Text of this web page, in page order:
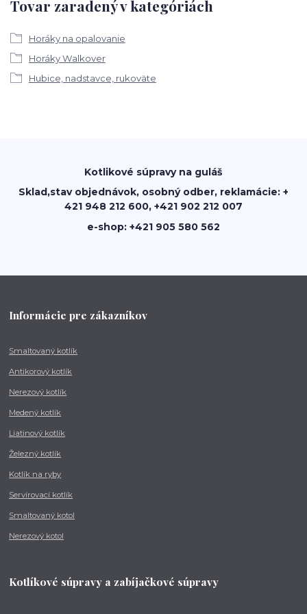
Tovar zaradený v kategóriách
Horáky na opalovanie
Horáky Walkover
Hubice, nadstavce, rukoväte
Kotlikové súpravy na guláš
Sklad,stav objednávok, osobný odber, reklamácie: +
421 948 212 600, +421 902 212 007
e-shop: +421 905 580 562
Informácie pre zákazníkov
Smaltovaný kotlík
Antikorový kotlík
Nerezový kotlík
Medený kotlík
Liatinový kotlík
Železný kotlík
Kotlík na ryby
Servírovací kotlík
Smaltovaný kotol
Nerezový kotol
Kotlíkové súpravy a zabíjačkové súpravy